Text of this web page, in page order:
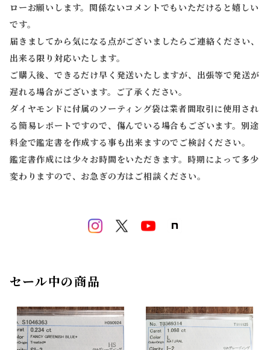
ローお願いします。関係ないコメントでもいただけると嬉しい
です。
届きましてから気になる点がございましたらご連絡ください、
出来る限り対応いたします。
ご購入後、できるだけ早く発送いたしますが、出張等で発送が
遅れる場合がございます。ご了承ください。
ダイヤモンドに付属のソーティング袋は業者間取引に使用され
る簡易レポートですので、傷んでいる場合もございます。別途
料金で鑑定書を作成する事も出来ますのでご検討ください。
鑑定書作成には少々お時間をいただきます。時期によって多少
変わりますので、お急ぎの方はご相談ください。
セール中の商品